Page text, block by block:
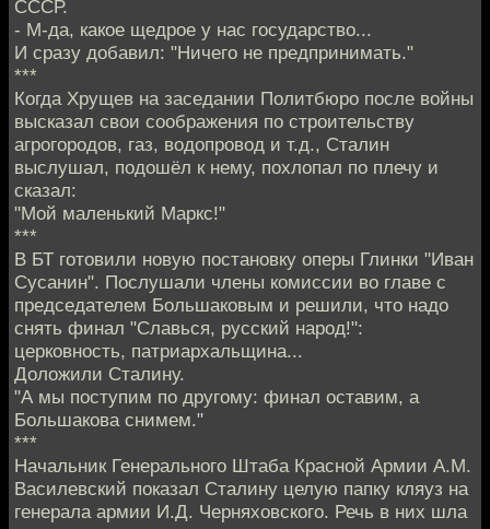
СССР.
- М-да, какое щедрое у нас государство...
И сразу добавил: "Ничего не предпринимать."
***
Когда Хрущев на заседании Политбюро после войны
высказал свои соображения по строительству
агрогородов, газ, водопровод и т.д., Сталин
выслушал, подошёл к нему, похлопал по плечу и
сказал:
"Мой маленький Маркс!"
***
В БТ готовили новую постановку оперы Глинки "Иван
Сусанин". Послушали члены комиссии во главе с
председателем Большаковым и решили, что надо
снять финал "Славься, русский народ!":
церковность, патриархальщина...
Доложили Сталину.
"А мы поступим по другому: финал оставим, а
Большакова снимем."
***
Начальник Генерального Штаба Красной Армии А.М.
Василевский показал Сталину целую папку кляуз на
генерала армии И.Д. Черняховского. Речь в них шла